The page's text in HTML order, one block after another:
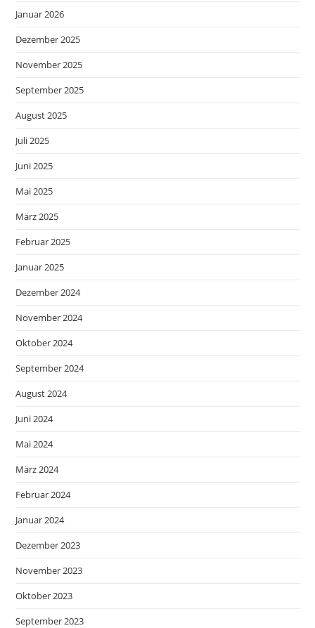
Januar 2026
Dezember 2025
November 2025
September 2025
August 2025
Juli 2025
Juni 2025
Mai 2025
März 2025
Februar 2025
Januar 2025
Dezember 2024
November 2024
Oktober 2024
September 2024
August 2024
Juni 2024
Mai 2024
März 2024
Februar 2024
Januar 2024
Dezember 2023
November 2023
Oktober 2023
September 2023